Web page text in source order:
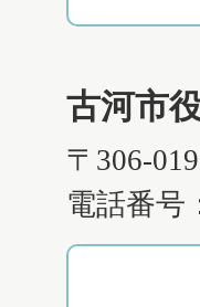
古河市
〒306-
電話番号